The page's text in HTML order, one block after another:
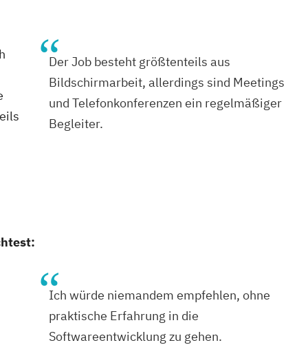
Der Job besteht größtenteils aus
Bildschirmarbeit, allerdings sind Meetings
und Telefonkonferenzen ein regelmäßiger
Begleiter.
Ich würde niemandem empfehlen, ohne
praktische Erfahrung in die
Softwareentwicklung zu gehen.